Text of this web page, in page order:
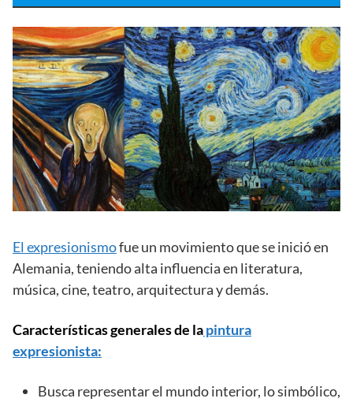
El expresionismofue un movimiento que se inició en
Alemania, teniendo alta influencia en literatura,
música, cine, teatro, arquitectura y demás.
Características generales de lapintura
expresionista:
Busca representar el mundo interior, lo simbólico,